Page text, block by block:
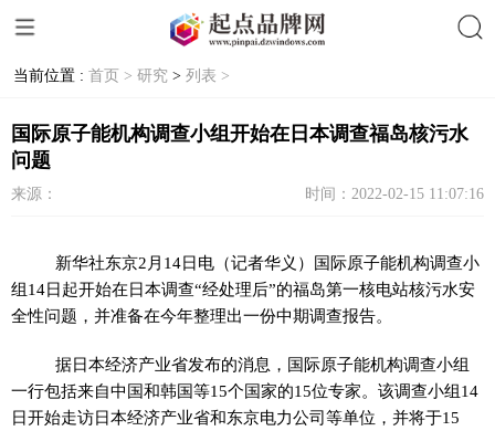
当前位置 : 首页 > 研究 > 列表 >
国际原子能机构调查小组开始在日本调查福岛核污水
问题
来源： 时间：2022-02-15 11:07:16
新华社东京2月14日电（记者华义）国际原子能机构调查小
组14日起开始在日本调查“经处理后”的福岛第一核电站核污水安
全性问题，并准备在今年整理出一份中期调查报告。
据日本经济产业省发布的消息，国际原子能机构调查小组
一行包括来自中国和韩国等15个国家的15位专家。该调查小组14
日开始走访日本经济产业省和东京电力公司等单位，并将于15